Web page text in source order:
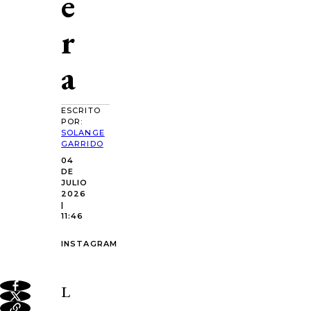
r
a
ESCRITO
POR:
SOLANGE
GARRIDO
04
DE
JULIO
2026
|
11:46
INSTAGRAM
L